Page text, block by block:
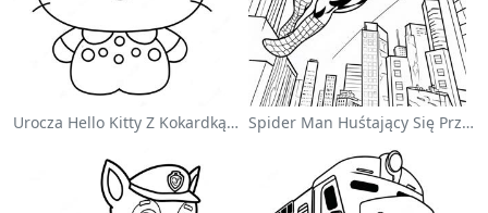
Urocza Hello Kitty Z Kokardką - Kolorowanka Spider Man Huśtający Się Przez Miasto - Kolorowanka